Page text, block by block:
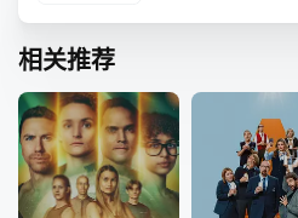
相关推荐